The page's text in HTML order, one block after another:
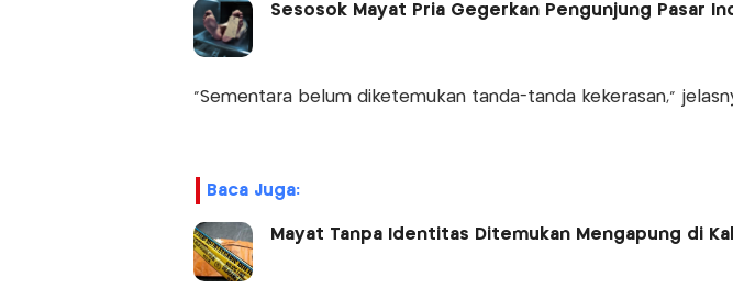
Sesosok Mayat Pria Gegerkan Pengunjung Pasar
"Sementara belum diketemukan tanda-tanda kekerasan,"
Baca Juga:
Mayat Tanpa Identitas Ditemukan Mengapung di